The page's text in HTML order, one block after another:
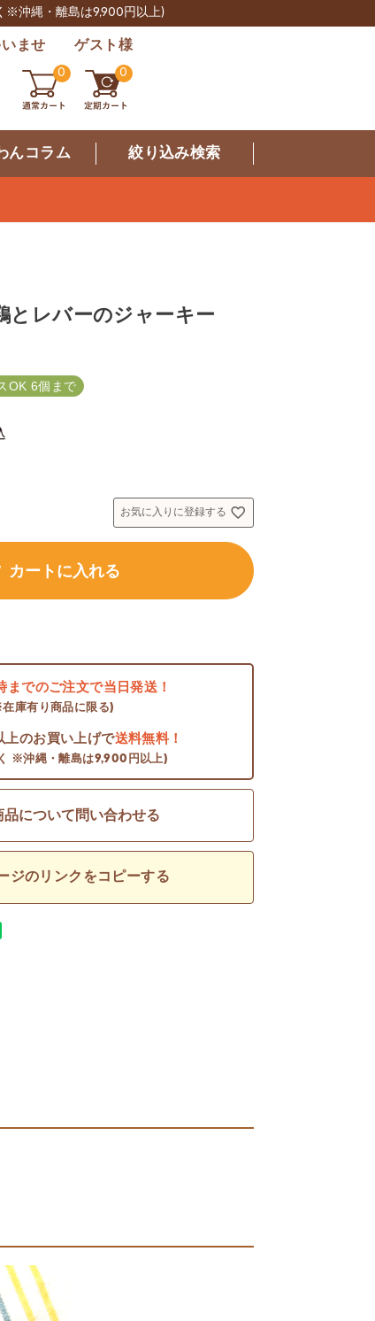
※沖縄・離島は9,900円以上)
いませ ゲスト様
0 0
んコラム 絞り込み検索
とレバーのジャーキー
OK 6個まで
お気に入りに登録する
カートに入れる
までのご注文で当日発送！
庫有り商品に限る)
上のお買い上げで送料無料！
※沖縄・離島は9,900円以上)
品について問い合わせる
ジのリンクをコピーする